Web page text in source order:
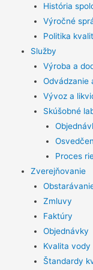
História
Výročné
Politika
Služby
Výroba a
Odvádzanie
Vývoz a
Skúšobné
Proces
Zverejňovanie
Zmluvy
Faktúry
Objednávky
Kvalita vody
Štandardy